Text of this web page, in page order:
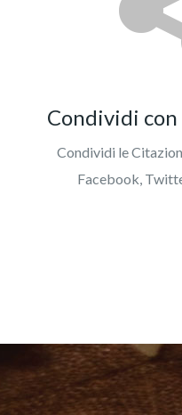
Condividi
Condividi le
Facebook,